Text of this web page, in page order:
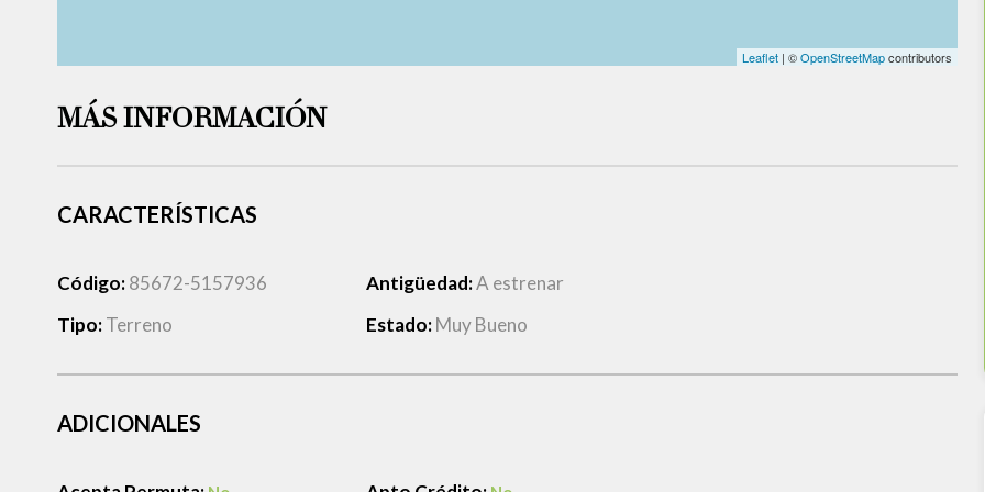
Leaflet| ©OpenStreetMapcontributors
MÁS INFORMACIÓN
CARACTERÍSTICAS
Código:85672-5157936
Tipo:Terreno
Antigüedad:A estrenar
Estado:Muy Bueno
ADICIONALES